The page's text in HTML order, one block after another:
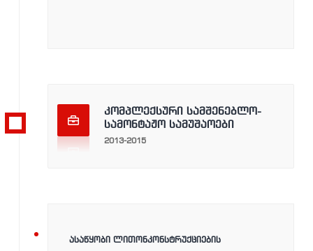
კომპლექსური სამშენებლო-
სამონტაჟო სამუშაოები
2013-2015
2013-
ᲐᲡᲐᲬᲧᲝᲑᲘ ᲚᲘᲗᲝᲜᲙᲝᲜᲡᲢᲠᲣᲥᲪᲘᲔᲑᲘᲡ